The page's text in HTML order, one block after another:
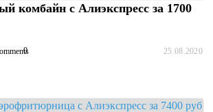
комбайн с Алиэкспресс за 1700
0 25.08.2020